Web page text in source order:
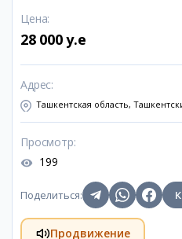
Цена:
28 000 y.e
Адрес:
Ташкентская область,
Просмотр:
199
Поделиться:
Продвижение